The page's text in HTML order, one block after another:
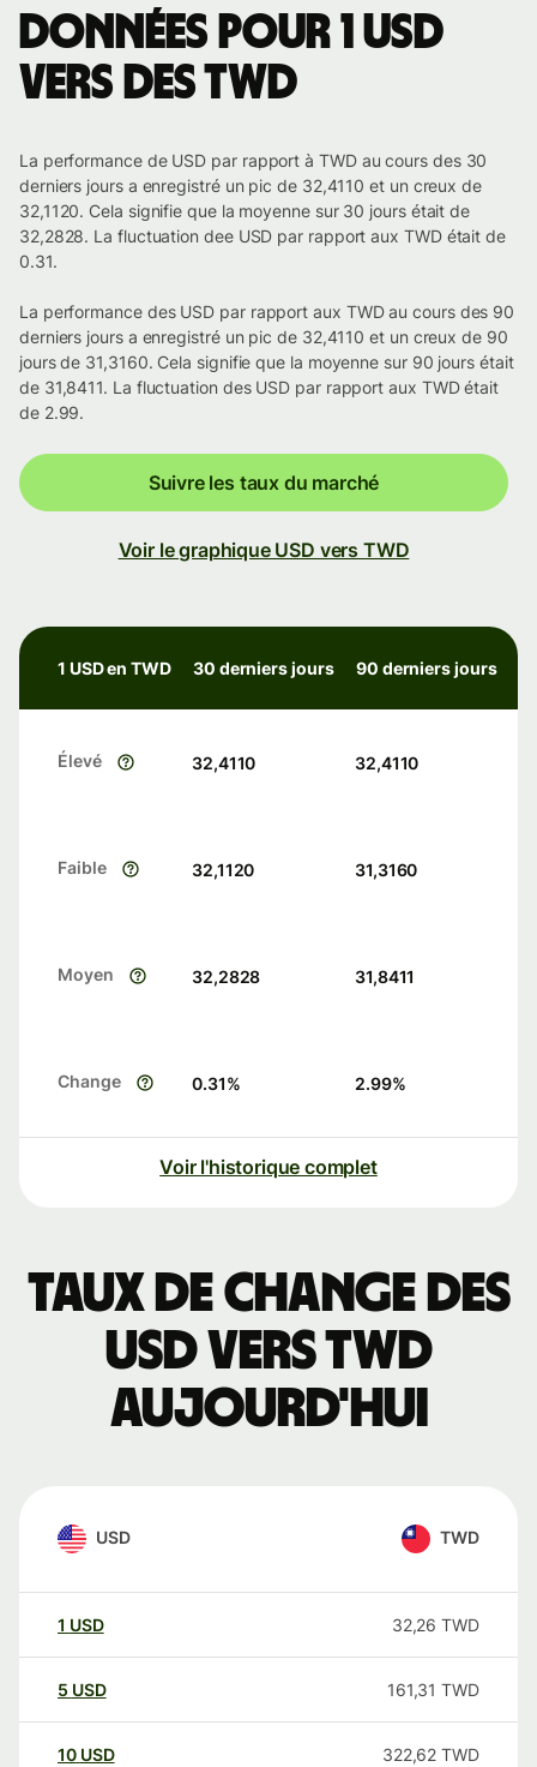
Données pour 1 USD
vers des TWD
La performance de USD par rapport à TWD au cours des 30
derniers jours a enregistré un pic de 32,4110 et un creux de
32,1120. Cela signifie que la moyenne sur 30 jours était de
32,2828. La fluctuation dee USD par rapport aux TWD était de
0.31.
La performance des USD par rapport aux TWD au cours des 90
derniers jours a enregistré un pic de 32,4110 et un creux de 90
jours de 31,3160. Cela signifie que la moyenne sur 90 jours était
de 31,8411. La fluctuation des USD par rapport aux TWD était
de 2.99.
Suivre les taux du marché
Voir le graphique USD vers TWD
1 USD en TWD 30 derniers jours 90 derniers jours
Élevé 32,4110 32,4110
Faible 32,1120 31,3160
Moyen 32,2828 31,8411
Change 0.31% 2.99%
Voir l'historique complet
Taux de change des
USD vers TWD
aujourd'hui
USD TWD
1 USD 32,26 TWD
5 USD 161,31 TWD
10 USD 322,62 TWD